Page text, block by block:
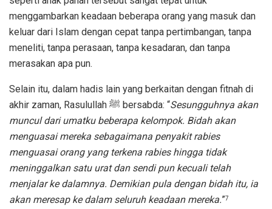
menggambarkan keadaan beberapa orang yang masuk dan
keluar dari Islam dengan cepat tanpa pertimbangan, tanpa
meneliti, tanpa perasaan, tanpa kesadaran, dan tanpa
merasakan apa pun.
Selain itu, dalam hadis lain yang berkaitan dengan fitnah di
akhir zaman, Rasulullah ﷺ bersabda: “Sesungguhnya akan
muncul dari umatku beberapa kelompok. Bidah akan
menguasai mereka sebagaimana penyakit rabies
menguasai orang yang terkena rabies hingga tidak
meninggalkan satu urat dan sendi pun kecuali telah
menjalar ke dalamnya. Demikian pula dengan bidah itu, ia
akan meresap ke dalam seluruh keadaan mereka.”7